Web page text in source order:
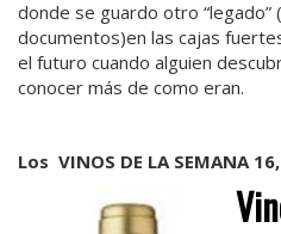
donde se guardo otro “legado”
documentos)en las cajas
el futuro cuando alguien
conocer más de como eran.
Los VINOS DE LA SEMANA